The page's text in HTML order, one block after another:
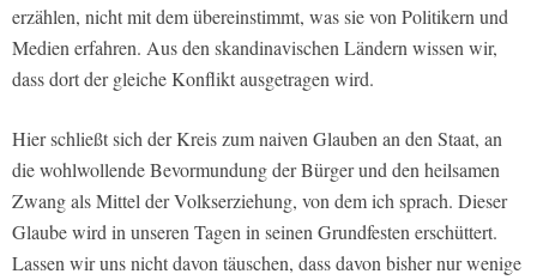
erzählen, nicht mit dem übereinstimmt, was sie von Politikern und
Medien erfahren. Aus den skandinavischen Ländern wissen wir,
dass dort der gleiche Konflikt ausgetragen wird.
Hier schließt sich der Kreis zum naiven Glauben an den Staat, an
die wohlwollende Bevormundung der Bürger und den heilsamen
Zwang als Mittel der Volkserziehung, von dem ich sprach. Dieser
Glaube wird in unseren Tagen in seinen Grundfesten erschüttert.
Lassen wir uns nicht davon täuschen, dass davon bisher nur wenige